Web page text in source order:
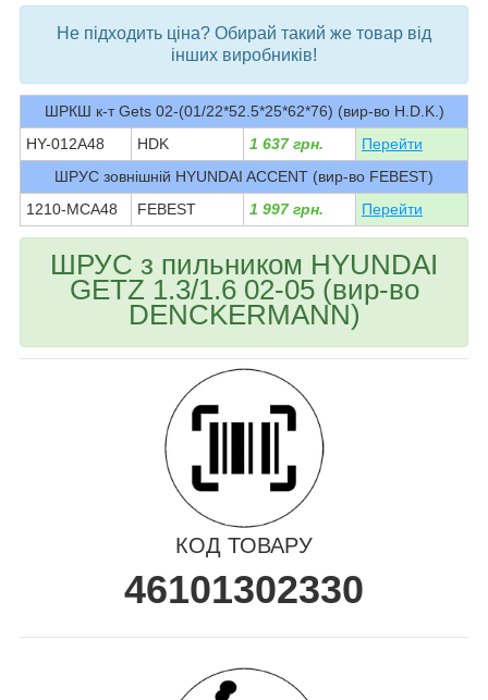
Не підходить ціна? Обирай такий же товар від
інших виробників!
ШРКШ к-т Gets 02-(01/22*52.5*25*62*76) (вир-во H.D.K.)
HY-012A48
HDK 1 637 грн.
Перейти
ШРУС зовнішній HYUNDAI ACCENT (вир-во FEBEST)
1210-MCA48
FEBEST 1 997 грн. Перейти
ШРУС з пильником HYUNDAI
GETZ 1.3/1.6 02-05 (вир-во
DENCKERMANN)
КОД ТОВАРУ
46101302330